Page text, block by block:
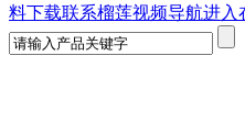
料下载联系榴莲视频导航进入